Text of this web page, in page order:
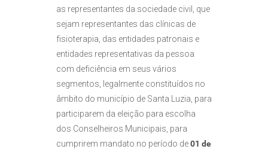
as representantes da sociedade civil, que
sejam representantes das clínicas de
fisioterapia, das entidades patronais e
entidades representativas da pessoa
com deficiência em seus vários
segmentos, legalmente constituídos no
âmbito do município de Santa Luzia, para
participarem da eleição para escolha
dos Conselheiros Municipais, para
cumprirem mandato no período de01 de